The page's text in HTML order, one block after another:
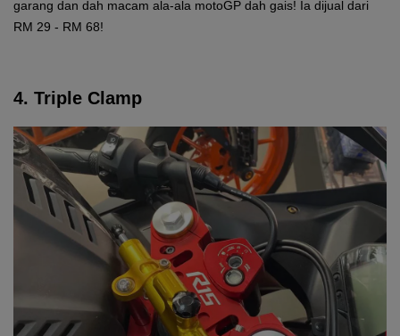
garang dan dah macam ala-ala motoGP dah gais! Ia dijual dari
RM 29 - RM 68!
4. Triple Clamp